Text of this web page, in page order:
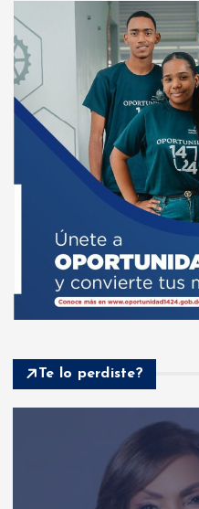
Te lo perdiste?